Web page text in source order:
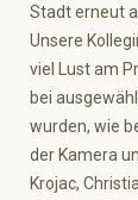
Stadt erneut
Unsere
viel Lust am
bei
wurden, wie
der Kamera
Krojac,